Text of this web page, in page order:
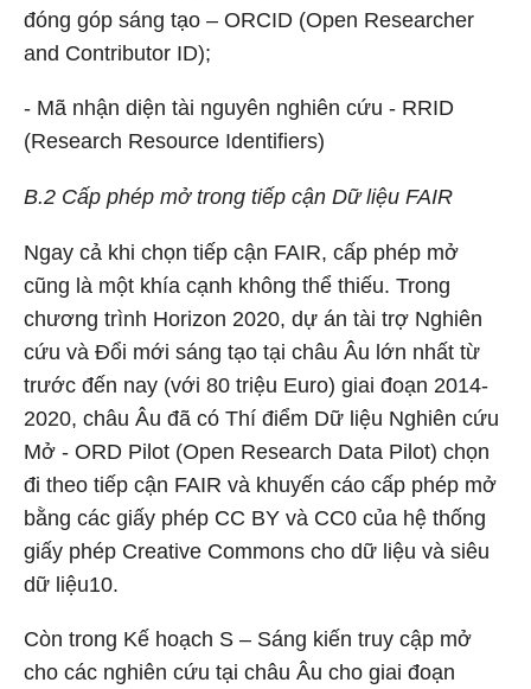
đóng góp sáng tạo – ORCID (Open Researcher
and Contributor ID);
- Mã nhận diện tài nguyên nghiên cứu - RRID
(Research Resource Identifiers)
B.2 Cấp phép mở trong tiếp cận Dữ liệu FAIR
Ngay cả khi chọn tiếp cận FAIR, cấp phép mở
cũng là một khía cạnh không thể thiếu. Trong
chương trình Horizon 2020, dự án tài trợ Nghiên
cứu và Đổi mới sáng tạo tại châu Âu lớn nhất từ
trước đến nay (với 80 triệu Euro) giai đoạn 2014-
2020, châu Âu đã có Thí điểm Dữ liệu Nghiên cứu
Mở - ORD Pilot (Open Research Data Pilot) chọn
đi theo tiếp cận FAIR và khuyến cáo cấp phép mở
bằng các giấy phép CC BY và CC0 của hệ thống
giấy phép Creative Commons cho dữ liệu và siêu
dữ liệu10.
Còn trong Kế hoạch S – Sáng kiến truy cập mở
cho các nghiên cứu tại châu Âu cho giai đoạn